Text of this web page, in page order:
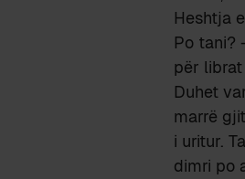
Heshtja
Po tani?
për librat
Duhet
marrë
i uritur.
dimri po